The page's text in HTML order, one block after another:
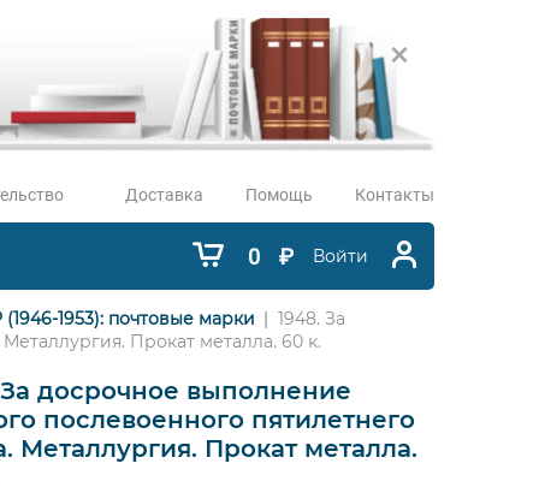
Доставка Помощь Контакты
0 ₽ Войти
1953): почтовые марки
1948. За
Прокат металла. 60 к.
За досрочное выполнение
послевоенного пятилетнего
Металлургия. Прокат металла.